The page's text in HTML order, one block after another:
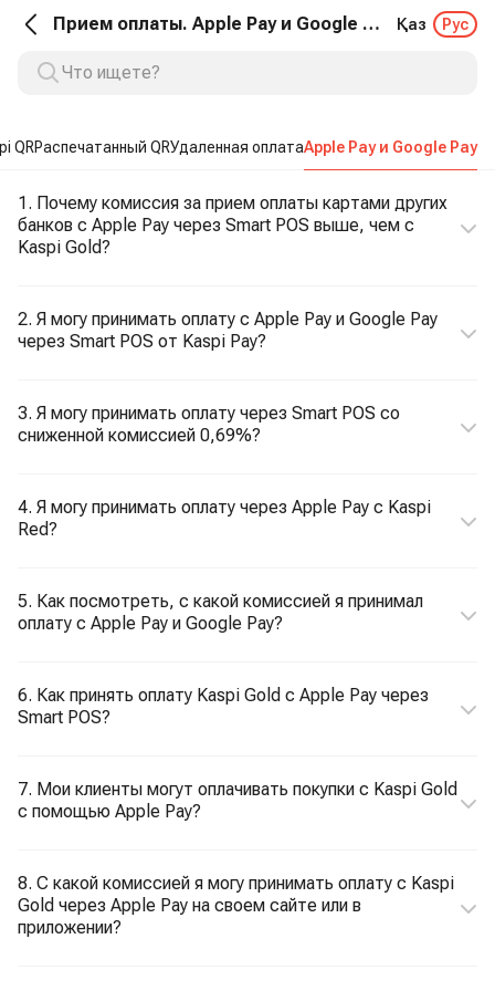
Прием оплаты. Apple Pay и Google Pay Қаз Рус
QRРаспечатанный QRУдаленная оплатаApple Pay и Google Pay
1. Почему комиссия за прием оплаты картами других
банков с Apple Pay через Smart POS выше, чем с
Kaspi Gold?
2. Я могу принимать оплату с Apple Pay и Google Pay
через Smart POS от Kaspi Pay?
3. Я могу принимать оплату через Smart POS со
сниженной комиссией 0,69%?
4. Я могу принимать оплату через Apple Pay с Kaspi
Red?
5. Как посмотреть, с какой комиссией я принимал
оплату с Apple Pay и Google Pay?
6. Как принять оплату Kaspi Gold с Apple Pay через
Smart POS?
7. Мои клиенты могут оплачивать покупки с Kaspi Gold
с помощью Apple Pay?
8. С какой комиссией я могу принимать оплату с Kaspi
Gold через Apple Pay на своем сайте или в
приложении?